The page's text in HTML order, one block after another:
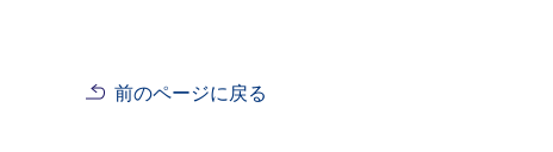
前のページに戻る